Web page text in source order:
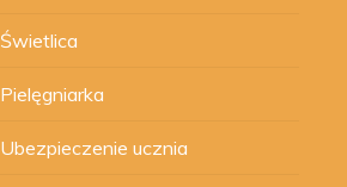
Świetlica
Pielęgniarka
Ubezpieczenie ucznia